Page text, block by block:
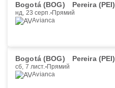
Bogotá (BOG) Pereira (PEI)
нд, 23 серп. Прямий
Avianca
Bogotá (BOG) Pereira (PEI)
сб, 7 лист. Прямий
Avianca